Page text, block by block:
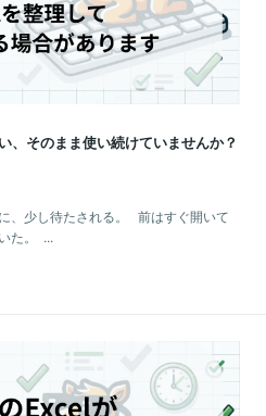
、そのまま使い続けていませんか？
、少し待たされる。 前はすぐ開いて
た。 ...